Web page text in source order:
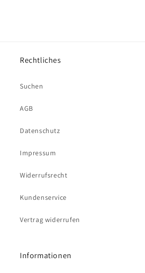
Rechtliches
Suchen
AGB
Datenschutz
Impressum
Widerrufsrecht
Kundenservice
Vertrag widerrufen
Informationen